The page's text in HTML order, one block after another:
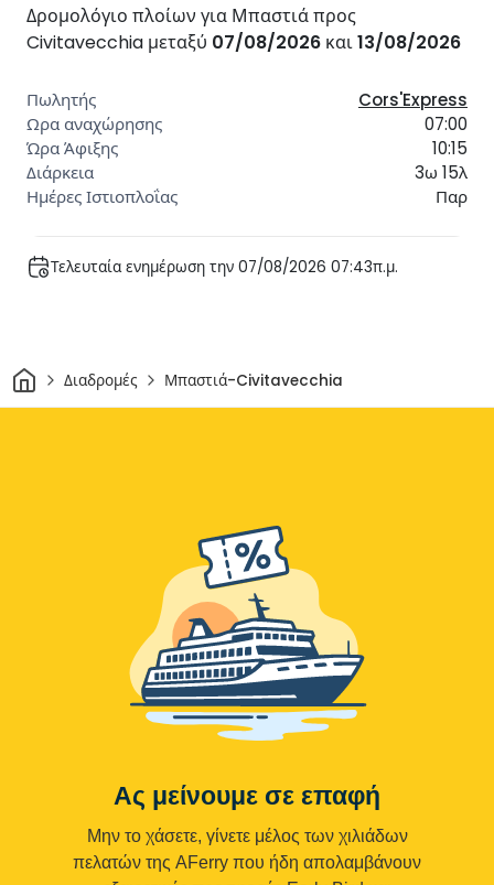
Δρομολόγιο πλοίων για Μπαστιά προς
Civitavecchia μεταξύ 07/08/2026 και13/08/2026
Cors'Express
07:00
10:15
3ω 15λ
Παρ
Τελευταία ενημέρωση την 07/08/2026 07:43π.μ.
ΣπίτιΔιαδρομές Μπαστιά-Civitavecchia
Ας μείνουμε σε επαφή
Μην το χάσετε, γίνετε μέλος των χιλιάδων
πελατών της AFerry που ήδη απολαμβάνουν